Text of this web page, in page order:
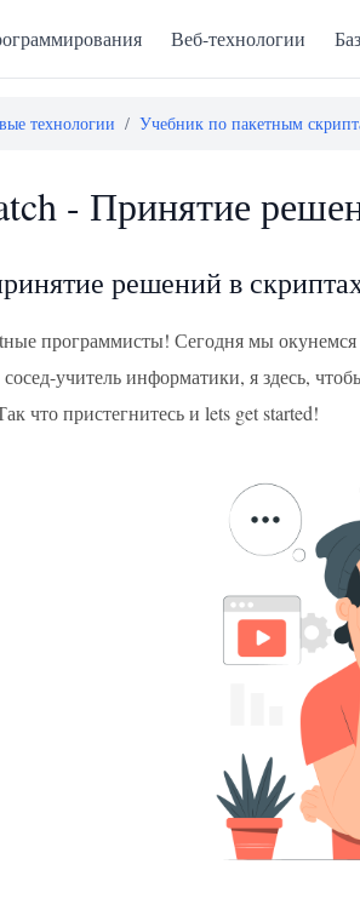
Веб-технологии
технологии / Учебник по пакетным
- Принятие
решений в
программисты! Сегодня мы
учитель информатики, я здесь,
что пристегнитесь и lets get started!